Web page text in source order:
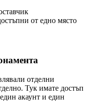
от едно място
отделни
Тук имате достъп
акаунт и един